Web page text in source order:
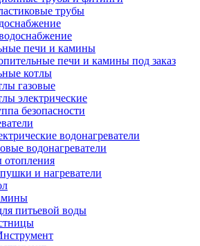
трубы
печи и камины
печи и камины под заказ
котлы
газовые
электрические
безопасности
водонагреватели
водонагреватели
отопления
и нагреватели
питьевой воды